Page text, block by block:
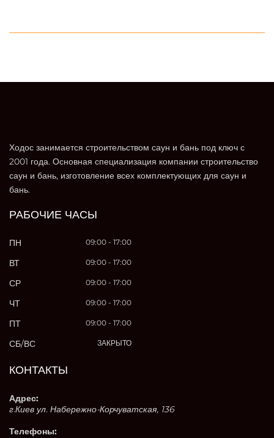
Ходос занимается строительством саун и бань под ключ с
2001 года. Основная специализация компании строительство
саун и бань, изготовление всех комплектующих для саун и
бань.
РАБОЧИЕ ЧАСЫ
ПН 09:00 - 17:00
ВТ 09:00 - 17:00
СР 09:00 - 17:00
ЧТ 09:00 - 17:00
ПТ 09:00 - 17:00
СБ/ВС ЗАКРЫТО
КОНТАКТЫ
Адрес:
г.Киев ул. Набережно-Корчуватская, 136
Телефоны: